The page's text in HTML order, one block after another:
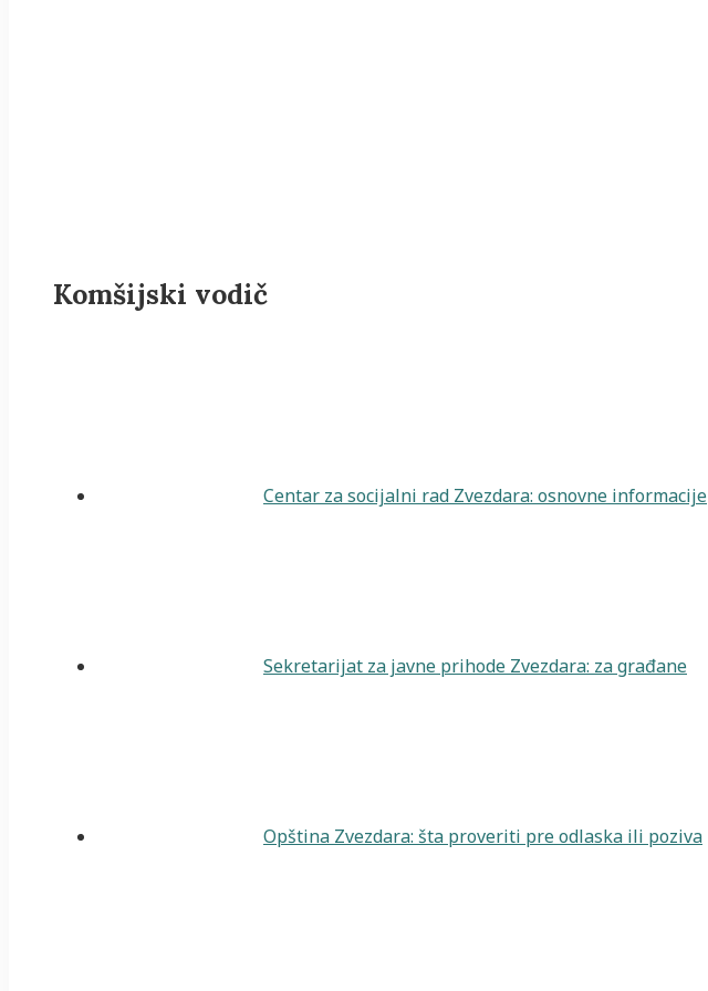
Komšijski vodič
Centar za socijalni rad Zvezdara: osnovne informacije
Sekretarijat za javne prihode Zvezdara: za građane
Opština Zvezdara: šta proveriti pre odlaska ili poziva